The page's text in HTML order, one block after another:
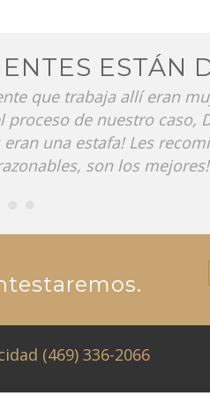
ESTÁN
que trabaja allí eran
de nuestro caso,
una estafa! Les
son los
(469) 336-2066